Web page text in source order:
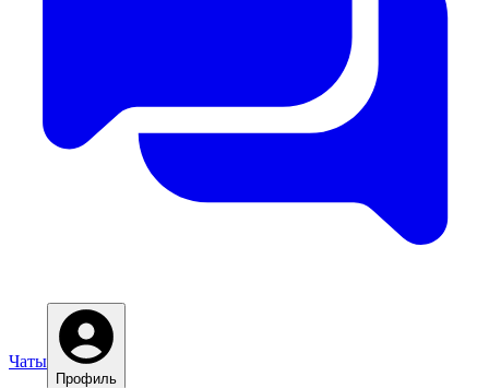
Чаты
Профиль